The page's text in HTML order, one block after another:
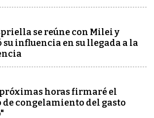
se reúne con Milei y
su influencia en su llegada a la
horas firmaré el
de congelamiento del gasto